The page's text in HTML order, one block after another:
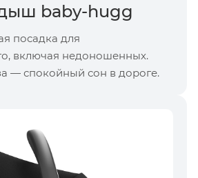
baby-hugg
посадка для
включая недоношенных.
— спокойный сон в дороге.